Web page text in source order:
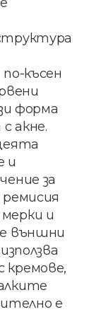
късен
форма
акне.
и
за
и
външни
е